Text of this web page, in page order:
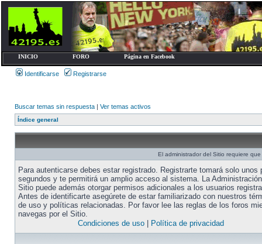
INICIO FORO Página en Facebook
Identificarse Registrarse
Buscar temas sin respuesta | Ver temas activos
Índice general
El administrador del Sitio requiere
Para autenticarse debes estar registrado. Registrarte tomará solo unos
segundos y te permitirá un amplio acceso al sistema. La
Sitio puede además otorgar permisos adicionales a los usuarios
Antes de identificarte asegúrete de estar familiarizado con nuestros
de uso y políticas relacionadas. Por favor lee las reglas de los foros
navegas por el Sitio.
Condiciones de uso| Política de privacidad